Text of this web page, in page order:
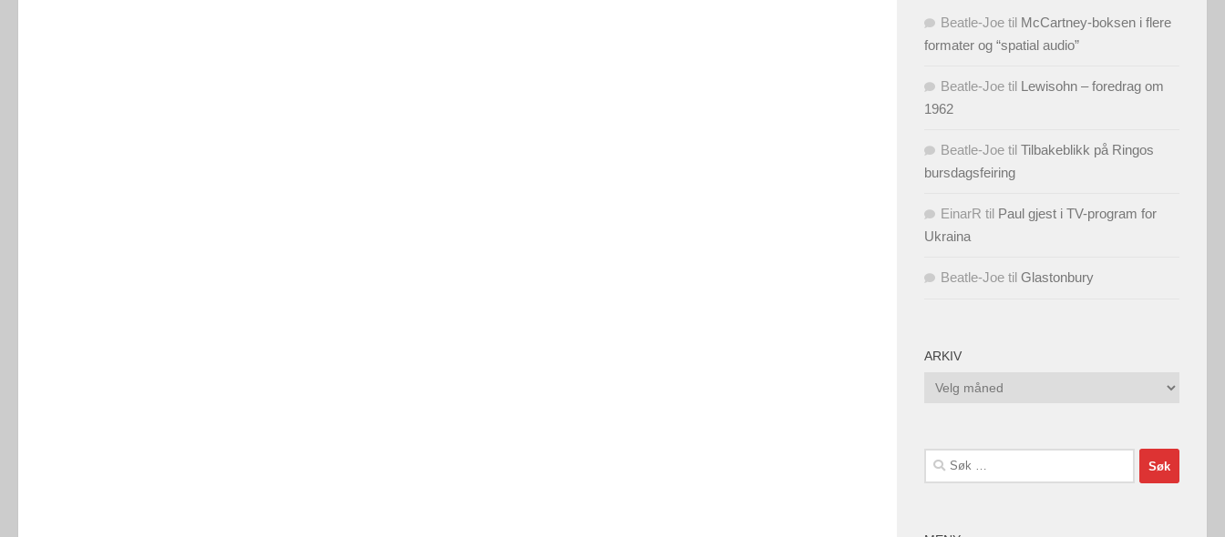
Beatle-Joe til McCartney-boksen i flere
formater og “spatial audio”
Beatle-Joe til Lewisohn – foredrag om
1962
Beatle-Joe til Tilbakeblikk på Ringos
bursdagsfeiring
EinarR til Paul gjest i TV-program for
Ukraina
Beatle-Joe til Glastonbury
ARKIV
Arkiv
Søk
etter: